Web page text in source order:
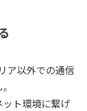
ア以外での通信
ト環境に繋げ